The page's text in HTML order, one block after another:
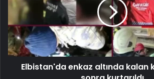
Elbistan'da enkaz altında kalan